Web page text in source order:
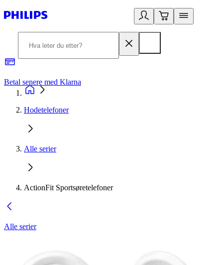
Betal senere med Klarna
Hodetelefoner
Alle serier
ActionFit Sportsøretelefoner
Alle serier